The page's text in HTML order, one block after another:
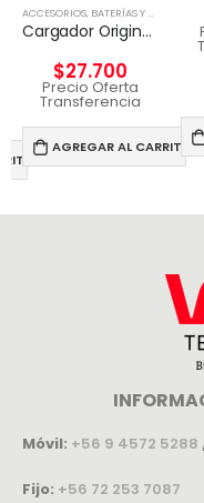
ACCESORIOS, BATERÍAS Y CARGADORES
Cargador Original Magnético Apple Watch Genuino 1 Metro
$27.700
Precio Oferta
Transferencia
AGREGAR AL CARRITO
Móvil: +56 9 4572 5288
Fijo: +56 72 253 7087